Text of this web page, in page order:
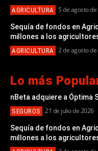
AGRICULTURA 5 de agosto
Sequía de fondos en
millones a los
AGRICULTURA 2 de agosto
Lo más
nBeta adquiere a Óptima
SEGUROS 21 de julio de 2026
Sequía de fondos en
millones a los